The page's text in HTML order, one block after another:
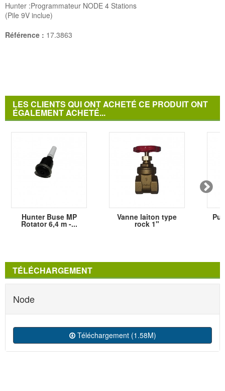
Hunter :Programmateur NODE 4 Stations
(Pile 9V inclue)
Référence : 17.3863
LES CLIENTS QUI ONT ACHETÉ CE PRODUIT ONT
ÉGALEMENT ACHETÉ...
Hunter Buse MP
Rotator 6,4 m -...
Vanne laiton type
rock 1"
TÉLÉCHARGEMENT
Node
Téléchargement (1.58M)